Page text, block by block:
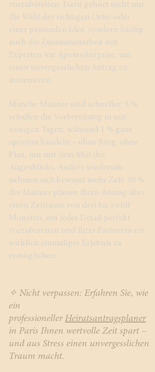
vorzubereiten. Dazu gehört nicht nur
die Wahl des richtigen Ortes oder
einer passenden Idee, sondern häufig
auch die Zusammenarbeit mit
Experten wie ApoteoSurprise, um
einen unvergesslichen Antrag zu
inszenieren.
Manche Männer sind schneller: 5 %
schaffen die Vorbereitung in nur
wenigen Tagen, während 1 % ganz
spontan handeln – ohne Ring, ohne
Plan, nur mit dem Mut des
Augenblicks. Andere wiederum
nehmen sich bewusst mehr Zeit: 40 %
der Männer planen ihren Antrag über
einen Zeitraum von drei bis zwölf
Monaten, um jedes Detail perfekt
vorzubereiten und ihrer Partnerin ein
wirklich einmaliges Erlebnis zu
ermöglichen.
✧ Nicht verpassen: Erfahren Sie, wie
ein
professioneller Heiratsantragsplaner
in Paris Ihnen wertvolle Zeit spart –
und aus Stress einen unvergesslichen
Traum macht.